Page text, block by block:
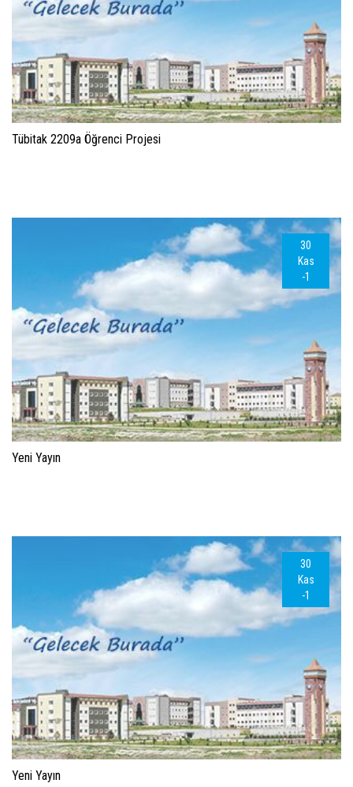
Tübitak 2209a Öğrenci Projesi
30
Kas
-1
Yeni Yayın
30
Kas
-1
Yeni Yayın